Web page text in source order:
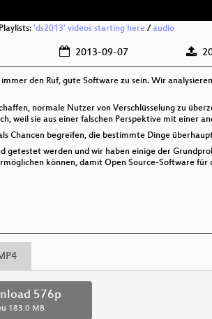
Playlists: 'ds2013' videos starting here/ audio
2013-09-07
den Ruf, gute Software zu sein. Wir
normale Nutzer von Verschlüsselung zu
weil sie aus einer falschen Perspektive mit einer
Chancen begreifen, die bestimmte Dinge
getestet werden und wir haben einige der
können, damit Open Source-Software
576p
183.0 MB